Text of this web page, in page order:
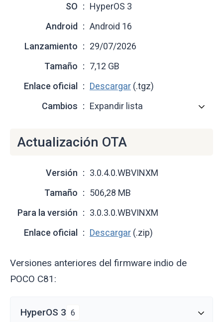
SO
HyperOS 3
Android
Android 16
Lanzamiento
29/07/2026
Tamaño
7,12 GB
Enlace oficial
Descargar (.tgz)
Cambios
Expandir lista
Actualización OTA
Versión
3.0.4.0.WBVINXM
Tamaño
506,28 MB
Para la versión
3.0.3.0.WBVINXM
Enlace oficial
Descargar (.zip)
Versiones anteriores del firmware indio de
POCO C81:
HyperOS 3 6